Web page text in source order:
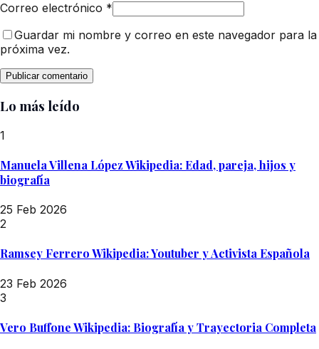
Correo electrónico *
Guardar mi nombre y correo en este navegador para la
próxima vez.
Lo más leído
1
Manuela Villena López Wikipedia: Edad, pareja, hijos y
biografía
25 Feb 2026
2
Ramsey Ferrero Wikipedia: Youtuber y Activista Española
23 Feb 2026
3
Vero Buffone Wikipedia: Biografía y Trayectoria Completa